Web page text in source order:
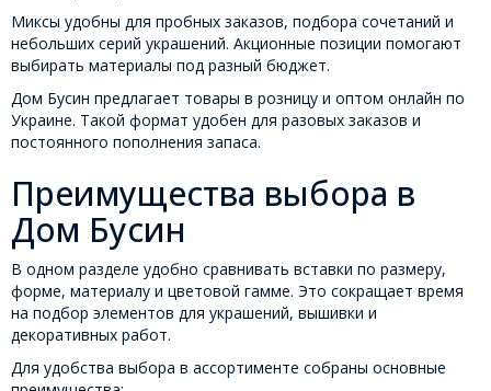
Миксы удобны для пробных заказов, подбора сочетаний и
небольших серий украшений. Акционные позиции помогают
выбирать материалы под разный бюджет.
Дом Бусин предлагает товары в розницу и оптом онлайн по
Украине. Такой формат удобен для разовых заказов и
постоянного пополнения запаса.
Преимущества выбора в
Дом Бусин
В одном разделе удобно сравнивать вставки по размеру,
форме, материалу и цветовой гамме. Это сокращает время
на подбор элементов для украшений, вышивки и
декоративных работ.
Для удобства выбора в ассортименте собраны основные